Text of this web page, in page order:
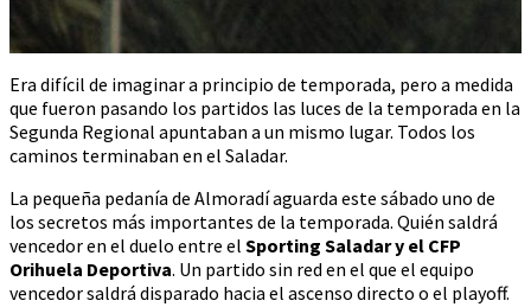
Era difícil de imaginar a principio de temporada, pero a medida
que fueron pasando los partidos las luces de la temporada en la
Segunda Regional apuntaban a un mismo lugar. Todos los
caminos terminaban en el Saladar.
La pequeña pedanía de Almoradí aguarda este sábado uno de
los secretos más importantes de la temporada. Quién saldrá
vencedor en el duelo entre el Sporting Saladar y el CFP
Orihuela Deportiva. Un partido sin red en el que el equipo
vencedor saldrá disparado hacia el ascenso directo o el playoff.